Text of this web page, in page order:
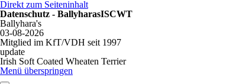
Direkt zum Seiteninhalt
Datenschutz - BallyharasISCWT
Ballyhara's
03-08-2026
Mitglied im KfT/VDH seit 1997
update
Irish Soft Coated Wheaten Terrier
Menü überspringen